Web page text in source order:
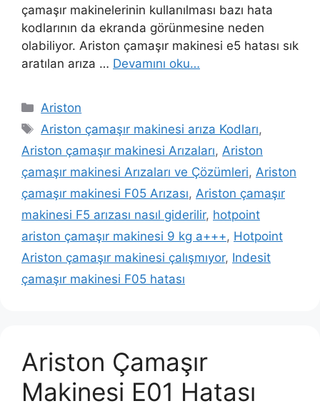
çamaşır makinelerinin kullanılması bazı hata
kodlarının da ekranda görünmesine neden
olabiliyor. Ariston çamaşır makinesi e5 hatası sık
aratılan arıza … Devamını oku…
Kategoriler
Ariston
Etiketler
Ariston çamaşır makinesi arıza Kodları,
Ariston çamaşır makinesi Arızaları, Ariston
çamaşır makinesi Arızaları ve Çözümleri, Ariston
çamaşır makinesi F05 Arızası, Ariston çamaşır
makinesi F5 arızası nasıl giderilir, hotpoint
ariston çamaşır makinesi 9 kg a+++, Hotpoint
Ariston çamaşır makinesi çalışmıyor, Indesit
çamaşır makinesi F05 hatası
Ariston Çamaşır
Makinesi E01 Hatası